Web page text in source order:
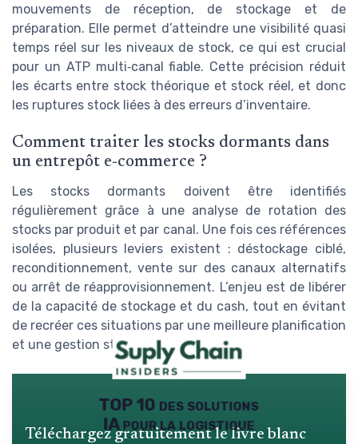
mouvements de réception, de stockage et de
préparation. Elle permet d’atteindre une visibilité quasi
temps réel sur les niveaux de stock, ce qui est crucial
pour un ATP multi‑canal fiable. Cette précision réduit
les écarts entre stock théorique et stock réel, et donc
les ruptures stock liées à des erreurs d’inventaire.
Comment traiter les stocks dormants dans
un entrepôt e‑commerce ?
Les stocks dormants doivent être identifiés
régulièrement grâce à une analyse de rotation des
stocks par produit et par canal. Une fois ces références
isolées, plusieurs leviers existent : déstockage ciblé,
reconditionnement, vente sur des canaux alternatifs
ou arrêt de réapprovisionnement. L’enjeu est de libérer
de la capacité de stockage et du cash, tout en évitant
de recréer ces situations par une meilleure planification
et une gestion stock plus fine.
TOP 10 des solutions
IA pour la logistique
Téléchargez gratuitement le livre blanc